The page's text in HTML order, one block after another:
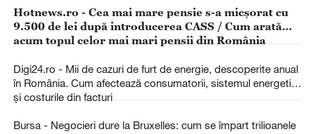
Hotnews.ro - Cea mai mare pensie s-a micșorat cu
9.500 de lei după introducerea CASS / Cum arată
acum topul celor mai mari pensii din România
Digi24.ro - Mii de cazuri de furt de energie, descoperite anual
în România. Cum afectează consumatorii, sistemul energetic
și costurile din facturi
Bursa - Negocieri dure la Bruxelles: cum se împart trilioanele